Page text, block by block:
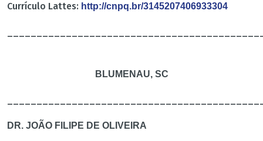
Currículo Lattes: http://cnpq.br/3145207406933304
BLUMENAU, SC
DR. JOÃO FILIPE DE OLIVEIRA